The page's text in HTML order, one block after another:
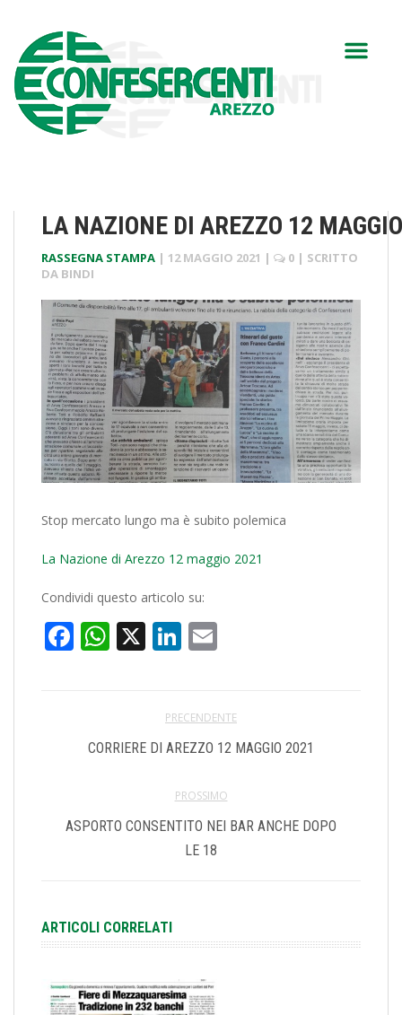
LA NAZIONE DI AREZZO 12
RASSEGNA STAMPA | 12 MAGGIO 2021 | 0 | SCRITTO
DA BINDI
Stop mercato lungo ma è subito polemica
La Nazione di Arezzo 12 maggio 2021
Condividi questo articolo su:
Facebook
WhatsApp
X LinkedIn
PRECENDENTE
CORRIERE DI AREZZO 12 MAGGIO 2021
PROSSIMO
ASPORTO CONSENTITO NEI BAR ANCHE DOPO
LE 18
ARTICOLI CORRELATI